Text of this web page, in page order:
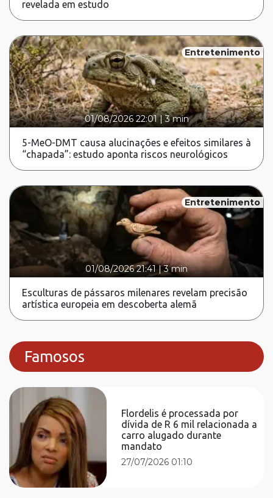
revelada em estudo
Entretenimento
01/08/2026 22:01|3 min
5-MeO-DMT causa alucinações e efeitos similares à
“chapada”: estudo aponta riscos neurológicos
Entretenimento
01/08/2026 21:41 |3 min
Esculturas de pássaros milenares revelam precisão
artística europeia em descoberta alemã
Famosos
Flordelis é processada por
dívida de R 6 mil relacionada a
carro alugado durante
mandato
27/07/2026 01:10